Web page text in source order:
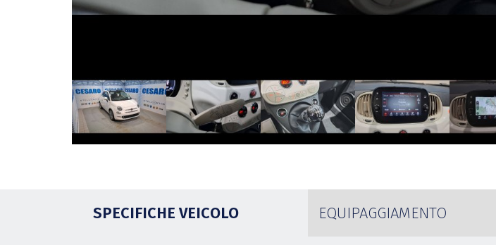
SPECIFICHE VEICOLO EQUIPAGGIAMENTO